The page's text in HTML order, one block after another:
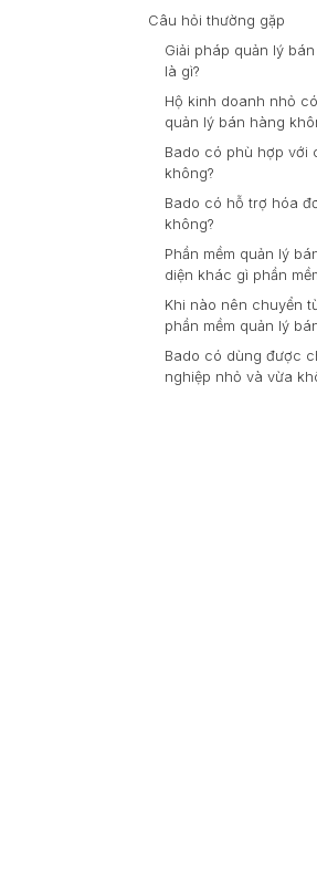
Câu hỏi thường gặp
Giải pháp quản lý
là gì?
Hộ kinh doanh nhỏ
quản lý bán hàng
Bado có phù hợp với
không?
Bado có hỗ trợ hóa
không?
Phần mềm quản lý
diện khác gì phần
Khi nào nên chuyển
phần mềm quản lý
Bado có dùng được
nghiệp nhỏ và vừa